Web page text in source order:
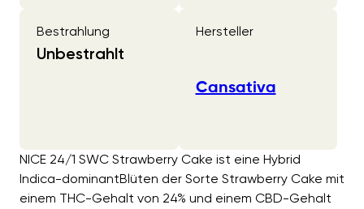
Bestrahlung
Unbestrahlt
Hersteller
Cansativa
NICE 24/1 SWC Strawberry Cake ist eine Hybrid
Indica-dominantBlüten der Sorte Strawberry Cake mit
einem THC-Gehalt von 24% und einem CBD-Gehalt